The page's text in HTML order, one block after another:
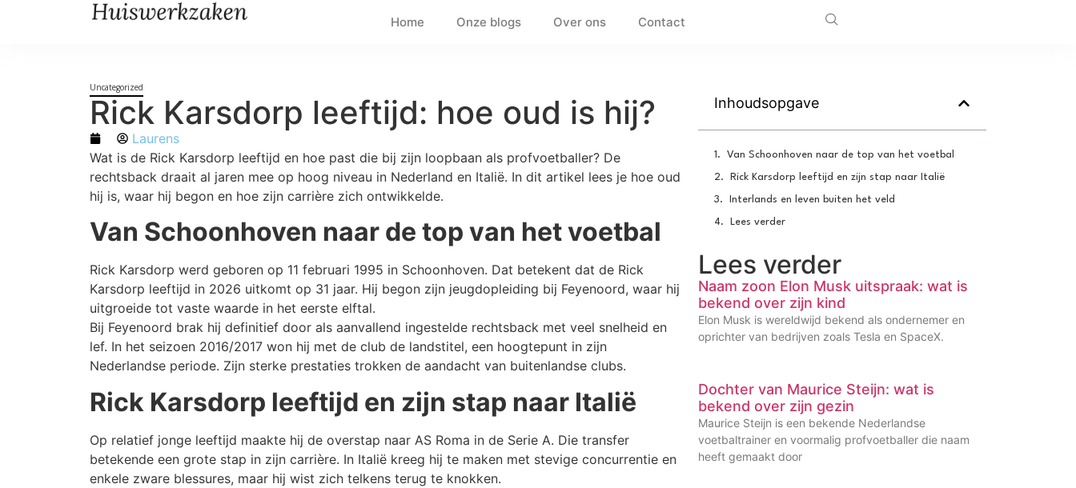
Home Onze blogs Over ons Contact
Uncategorized
Rick Karsdorp leeftijd: hoe oud is hij?
Laurens
Wat is de Rick Karsdorp leeftijd en hoe past die bij zijn loopbaan als profvoetballer? De
rechtsback draait al jaren mee op hoog niveau in Nederland en Italië. In dit artikel lees je hoe oud
hij is, waar hij begon en hoe zijn carrière zich ontwikkelde.
Van Schoonhoven naar de top van het voetbal
Rick Karsdorp werd geboren op 11 februari 1995 in Schoonhoven. Dat betekent dat de Rick
Karsdorp leeftijd in 2026 uitkomt op 31 jaar. Hij begon zijn jeugdopleiding bij Feyenoord, waar hij
uitgroeide tot vaste waarde in het eerste elftal.
Bij Feyenoord brak hij definitief door als aanvallend ingestelde rechtsback met veel snelheid en
lef. In het seizoen 2016/2017 won hij met de club de landstitel, een hoogtepunt in zijn
Nederlandse periode. Zijn sterke prestaties trokken de aandacht van buitenlandse clubs.
Rick Karsdorp leeftijd en zijn stap naar Italië
Op relatief jonge leeftijd maakte hij de overstap naar AS Roma in de Serie A. Die transfer
betekende een grote stap in zijn carrière. In Italië kreeg hij te maken met stevige concurrentie en
enkele zware blessures, maar hij wist zich telkens terug te knokken.
Inhoudsopgave
Van Schoonhoven naar de top van het voetbal
Rick Karsdorp leeftijd en zijn stap naar Italië
Interlands en leven buiten het veld
Lees verder
Lees verder
Naam zoon Elon Musk uitspraak: wat is
bekend over zijn kind
Elon Musk is wereldwijd bekend als ondernemer en
oprichter van bedrijven zoals Tesla en SpaceX.
Dochter van Maurice Steijn: wat is
bekend over zijn gezin
Maurice Steijn is een bekende Nederlandse
voetbaltrainer en voormalig profvoetballer die naam
heeft gemaakt door